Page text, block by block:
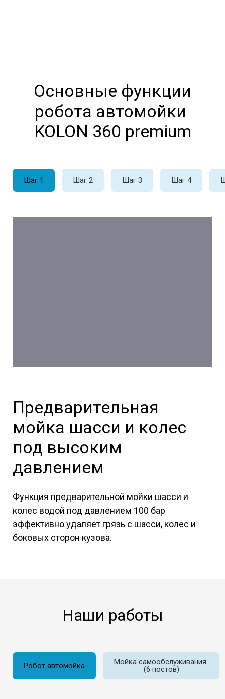
Основные функции
робота автомойки
KOLON 360 premium
Шаг 1 Шаг 2 Шаг 3 Шаг 4
Предварительная
мойка шасси и колес
под высоким
давлением
Функция предварительной мойки шасси и
колес водой под давлением 100 бар
эффективно удаляет грязь с шасси, колес и
боковых сторон кузова.
Наши работы
Робот автомойка
Мойка самообслуживания
(6 постов)